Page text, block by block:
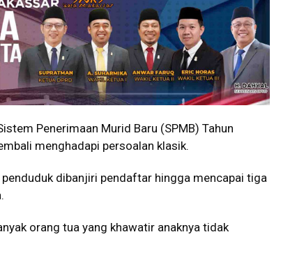
Penerimaan Murid Baru (SPMB) Tahun
menghadapi persoalan klasik.
dibanjiri pendaftar hingga mencapai tiga
orang tua yang khawatir anaknya tidak